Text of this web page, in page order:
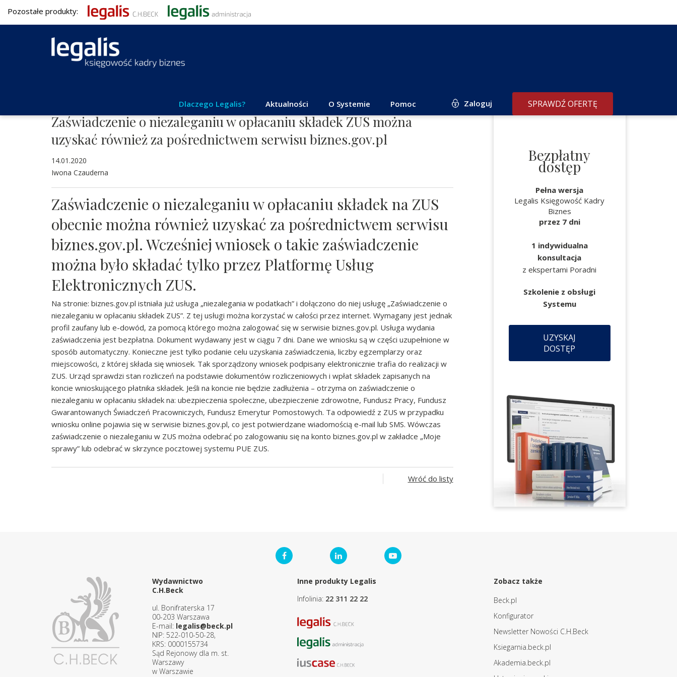
Pozostałe produkty:
Dlaczego Legalis? Aktualności O Systemie Pomoc Zaloguj SPRAWDŹ OFERTĘ
Zaświadczenie o niezaleganiu w opłacaniu składek ZUS można
uzyskać również za pośrednictwem serwisu biznes.gov.pl
14.01.2020
Iwona Czauderna
Zaświadczenie o niezaleganiu w opłacaniu składek na ZUS
obecnie można również uzyskać za pośrednictwem serwisu
biznes.gov.pl. Wcześniej wniosek o takie zaświadczenie
można było składać tylko przez Platformę Usług
Elektronicznych ZUS.
Na stronie: biznes.gov.pl istniała już usługa „niezalegania w podatkach” i dołączono do niej usługę „Zaświadczenie o
niezaleganiu w opłacaniu składek ZUS”. Z tej usługi można korzystać w całości przez internet. Wymagany jest jednak
profil zaufany lub e-dowód, za pomocą którego można zalogować się w serwisie biznes.gov.pl. Usługa wydania
zaświadczenia jest bezpłatna. Dokument wydawany jest w ciągu 7 dni. Dane we wniosku są w części uzupełnione w
sposób automatyczny. Konieczne jest tylko podanie celu uzyskania zaświadczenia, liczby egzemplarzy oraz
miejscowości, z której składa się wniosek. Tak sporządzony wniosek podpisany elektronicznie trafia do realizacji w
ZUS. Urząd sprawdzi stan rozliczeń na podstawie dokumentów rozliczeniowych i wpłat składek zapisanych na
koncie wnioskującego płatnika składek. Jeśli na koncie nie będzie zadłużenia – otrzyma on zaświadczenie o
niezaleganiu w opłacaniu składek na: ubezpieczenia społeczne, ubezpieczenie zdrowotne, Fundusz Pracy, Fundusz
Gwarantowanych Świadczeń Pracowniczych, Fundusz Emerytur Pomostowych. Ta odpowiedź z ZUS w przypadku
wniosku online pojawia się w serwisie biznes.gov.pl, co jest potwierdzane wiadomością e-mail lub SMS. Wówczas
zaświadczenie o niezaleganiu w ZUS można odebrać po zalogowaniu się na konto biznes.gov.pl w zakładce „Moje
sprawy” lub odebrać w skrzynce pocztowej systemu PUE ZUS.
Wróć do listy
Bezpłatny
dostęp
Pełna wersja
Legalis Księgowość Kadry
Biznes
przez 7 dni
1 indywidualna
konsultacja
z ekspertami Poradni
Szkolenie z obsługi
Systemu
UZYSKAJ
DOSTĘP
Wydawnictwo
C.H.Beck
ul. Bonifraterska 17
00-203 Warszawa
E-mail: legalis@beck.pl
NIP: 522-010-50-28,
KRS: 0000155734
Sąd Rejonowy dla m. st.
Warszawy
w Warszawie
Inne produkty Legalis
Infolinia: 22 311 22 22
Zobacz także
Beck.pl
Konfigurator
Newsletter Nowości C.H.Beck
Ksiegarnia.beck.pl
Akademia.beck.pl